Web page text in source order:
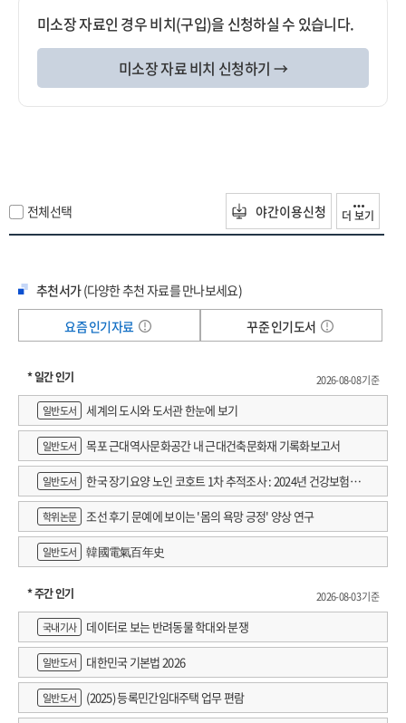
미소장 자료인 경우 비치(구입)을 신청하실 수 있습니다.
미소장 자료 비치 신청하기 →
전체선택 야간이용신청 더 보기
추천서가(다양한 추천 자료를 만나보세요)
요즘 인기자료
꾸준 인기도서
* 일간 인기
2026-08-08 기준
일반도서
세계의 도시와 도서관 한눈에 보기
일반도서 목포 근대역사문화공간 내 근대건축문화재 기록화보고서
일반도서
한국 장기요양 노인 코호트 1차 추적조사 : 2024년 건강보험연
구원 정규연구보고서
학위논문 조선 후기 문예에 보이는 '몸의 욕망 긍정' 양상 연구
일반도서 韓國電氣百年史
* 주간 인기
2026-08-03 기준
국내기사
데이터로 보는 반려동물 학대와 분쟁
일반도서 대한민국 기본법 2026
일반도서 (2025) 등록민간임대주택 업무 편람